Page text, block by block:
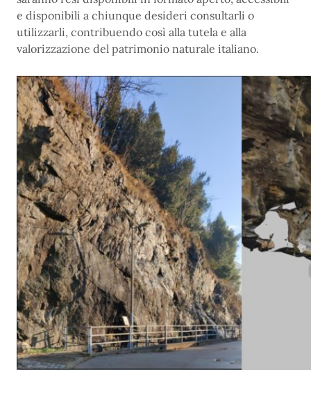
e disponibili a chiunque desideri consultarli o
utilizzarli, contribuendo così alla tutela e alla
valorizzazione del patrimonio naturale italiano.